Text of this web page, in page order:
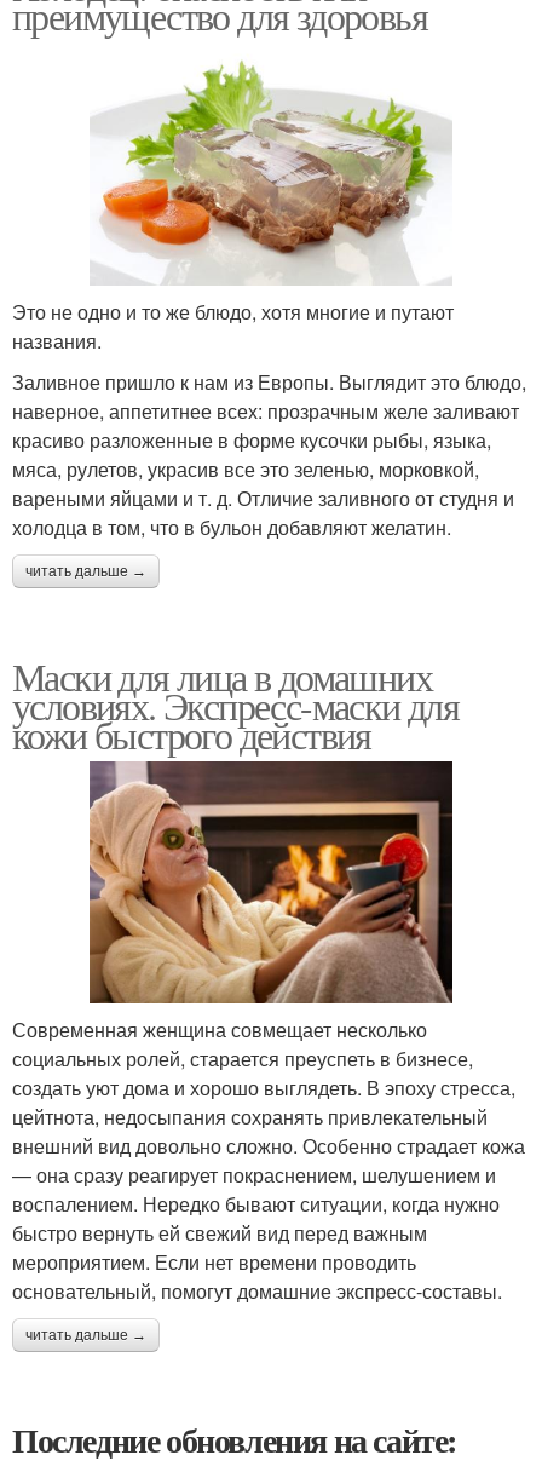
преимущество для здоровья
Это не одно и то же блюдо, хотя многие и путают
названия.
Заливное пришло к нам из Европы. Выглядит это блюдо,
наверное, аппетитнее всех: прозрачным желе заливают
красиво разложенные в форме кусочки рыбы, языка,
мяса, рулетов, украсив все это зеленью, морковкой,
вареными яйцами и т. д. Отличие заливного от студня и
холодца в том, что в бульон добавляют желатин.
читать дальше →
Маски для лица в домашних
условиях. Экспресс-маски для
кожи быстрого действия
Современная женщина совмещает несколько
социальных ролей, старается преуспеть в бизнесе,
создать уют дома и хорошо выглядеть. В эпоху стресса,
цейтнота, недосыпания сохранять привлекательный
внешний вид довольно сложно. Особенно страдает кожа
— она сразу реагирует покраснением, шелушением и
воспалением. Нередко бывают ситуации, когда нужно
быстро вернуть ей свежий вид перед важным
мероприятием. Если нет времени проводить
основательный, помогут домашние экспресс-составы.
читать дальше →
Последние обновления на сайте: